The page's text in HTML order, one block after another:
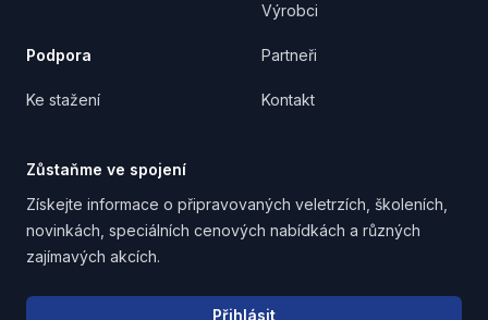
Podpora
Ke stažení
Výrobci
Partneři
Kontakt
Zůstaňme ve spojení
Získejte informace o připravovaných veletrzích, školeních,
novinkách, speciálních cenových nabídkách a různých
zajímavých akcích.
Email address Přihlásit